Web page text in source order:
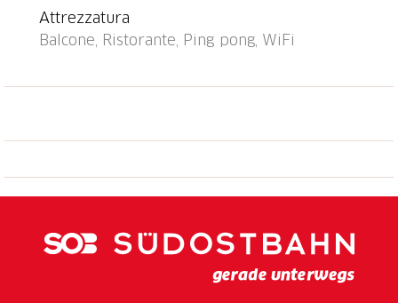
km, sentieri per passeggiate vicino alla casa 10 m.
Attrazioni nelle vicinanze: Mercato di Ponte Tresa
(IT), Mercato di Luino (IT), Zoo, Magliaso,
Monte di Caslano, Alto Malcantone, Monte Lema -
Appartamenti confortevoli e modernamente arredati.
A seconda dell'appartamento, nel prezzo di affitto è
compreso 1 posto auto interno o esterno (attenzione,
Attrezzatura
Balcone, Ristorante, Ping pong, WiFi